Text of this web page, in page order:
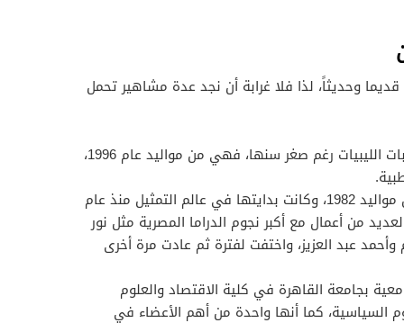
وحديثاً، لذا فلا غرابة أن نجد عدة مشاهير تحمل
وهي أشهر الكاتبات الليبيات رغم صغر سنها، فهي من مواليد عام 1996،
وهي ممثلة مصرية من مواليد 1982، وكانت بدايتها في عالم التمثيل منذ عام
من أعمال مع أكبر نجوم الدراما المصرية مثل نور
عبد العزيز، واختفت لفترة ثم عادت مرة أخرى
بجامعة القاهرة في كلية الاقتصاد والعلوم
السياسية، كما أنها واحدة من أهم الأعضاء في